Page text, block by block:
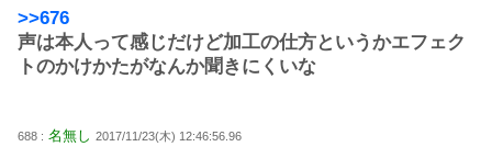
>>676
声は本人って感じだけど加工の仕方というかエフェク
トのかけかたがなんか聞きにくいな
688 : 名無し 2017/11/23(木) 12:46:56.96